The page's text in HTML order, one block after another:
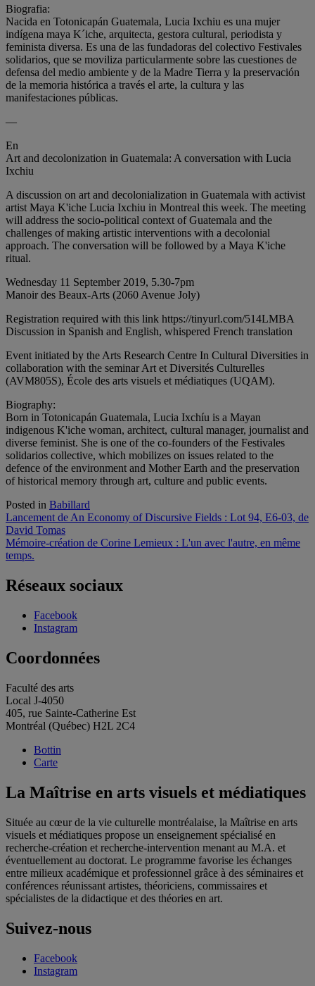
Biografia:
Nacida en Totonicapán Guatemala, Lucia Ixchiu es una mujer
indígena maya K´iche, arquitecta, gestora cultural, periodista y
feminista diversa. Es una de las fundadoras del colectivo Festivales
solidarios, que se moviliza particularmente sobre las cuestiones de
defensa del medio ambiente y de la Madre Tierra y la preservación
de la memoria histórica a través el arte, la cultura y las
manifestaciones públicas.
—
En
Art and decolonization in Guatemala: A conversation with Lucia
Ixchiu
A discussion on art and decolonialization in Guatemala with activist
artist Maya K'iche Lucia Ixchiu in Montreal this week. The meeting
will address the socio-political context of Guatemala and the
challenges of making artistic interventions with a decolonial
approach. The conversation will be followed by a Maya K'iche
ritual.
Wednesday 11 September 2019, 5.30-7pm
Manoir des Beaux-Arts (2060 Avenue Joly)
Registration required with this link https://tinyurl.com/514LMBA
Discussion in Spanish and English, whispered French translation
Event initiated by the Arts Research Centre In Cultural Diversities in
collaboration with the seminar Art et Diversités Culturelles
(AVM805S), École des arts visuels et médiatiques (UQAM).
Biography:
Born in Totonicapán Guatemala, Lucia Ixchíu is a Mayan
indigenous K'iche woman, architect, cultural manager, journalist and
diverse feminist. She is one of the co-founders of the Festivales
solidarios collective, which mobilizes on issues related to the
defence of the environment and Mother Earth and the preservation
of historical memory through art, culture and public events.
Posted in Babillard
Navigation
de
l'article
Lancement de An Economy of Discursive Fields : Lot 94, E6-03, de
David Tomas
Mémoire-création de Corine Lemieux : L'un avec l'autre, en même
temps.
Réseaux sociaux
Facebook
Instagram
Coordonnées
Faculté des arts
Local J-4050
405, rue Sainte-Catherine Est
Montréal (Québec) H2L 2C4
Bottin
Carte
La Maîtrise en arts visuels et médiatiques
Située au cœur de la vie culturelle montréalaise, la Maîtrise en arts
visuels et médiatiques propose un enseignement spécialisé en
recherche-création et recherche-intervention menant au M.A. et
éventuellement au doctorat. Le programme favorise les échanges
entre milieux académique et professionnel grâce à des séminaires et
conférences réunissant artistes, théoriciens, commissaires et
spécialistes de la didactique et des théories en art.
Suivez-nous
Facebook
Instagram